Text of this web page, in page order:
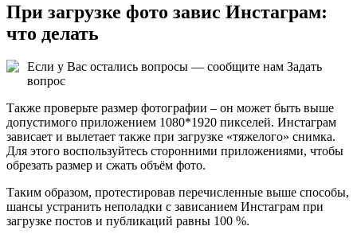
При загрузке фото завис Инстаграм:
что делать
Если у Вас остались вопросы — сообщите нам Задать
вопрос
Также проверьте размер фотографии – он может быть выше
допустимого приложением 1080*1920 пикселей. Инстаграм
зависает и вылетает также при загрузке «тяжелого» снимка.
Для этого воспользуйтесь сторонними приложениями, чтобы
обрезать размер и сжать объём фото.
Таким образом, протестировав перечисленные выше способы,
шансы устранить неполадки с зависанием Инстаграм при
загрузке постов и публикаций равны 100 %.